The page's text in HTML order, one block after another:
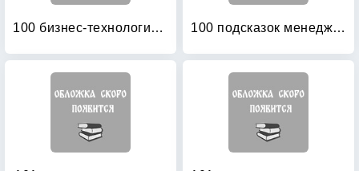
100 бизнес-технологий: Как поднять компанию на новый уровень 100 подсказок менеджеру по продажам